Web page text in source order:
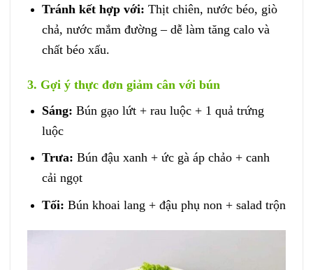
Tránh kết hợp với: Thịt chiên, nước béo, giò
chả, nước mắm đường – dễ làm tăng calo và
chất béo xấu.
3. Gợi ý thực đơn giảm cân với bún
Sáng: Bún gạo lứt + rau luộc + 1 quả trứng
luộc
Trưa: Bún đậu xanh + ức gà áp chảo + canh
cải ngọt
Tối: Bún khoai lang + đậu phụ non + salad trộn